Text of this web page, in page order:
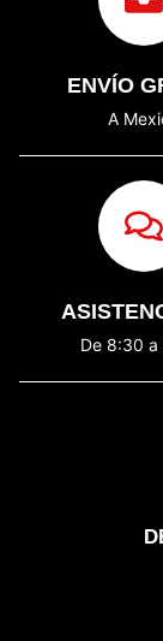
ENVÍO
A
De 8:30 a